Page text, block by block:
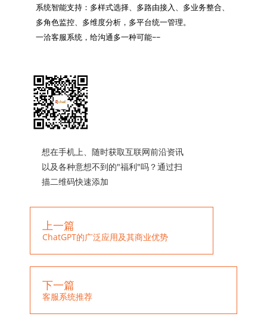
系统智能支持：多样式选择、多路由接入、多业务整合、
多角色监控、多维度分析，多平台统一管理。
一洽客服系统，给沟通多一种可能~~
想在手机上、随时获取互联网前沿资讯
以及各种意想不到的"福利"吗？通过扫
描二维码快速添加
上一篇
ChatGPT的广泛应用及其商业优势
下一篇
客服系统推荐